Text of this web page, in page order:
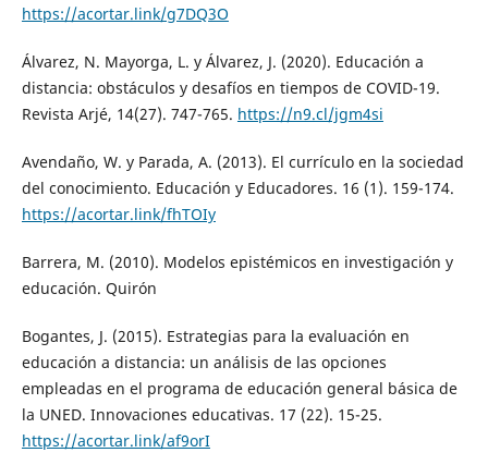
https://acortar.link/g7DQ3O
Álvarez, N. Mayorga, L. y Álvarez, J. (2020). Educación a
distancia: obstáculos y desafíos en tiempos de COVID-19.
Revista Arjé, 14(27). 747-765. https://n9.cl/jgm4si
Avendaño, W. y Parada, A. (2013). El currículo en la sociedad
del conocimiento. Educación y Educadores. 16 (1). 159-174.
https://acortar.link/fhTOIy
Barrera, M. (2010). Modelos epistémicos en investigación y
educación. Quirón
Bogantes, J. (2015). Estrategias para la evaluación en
educación a distancia: un análisis de las opciones
empleadas en el programa de educación general básica de
la UNED. Innovaciones educativas. 17 (22). 15-25.
https://acortar.link/af9orI